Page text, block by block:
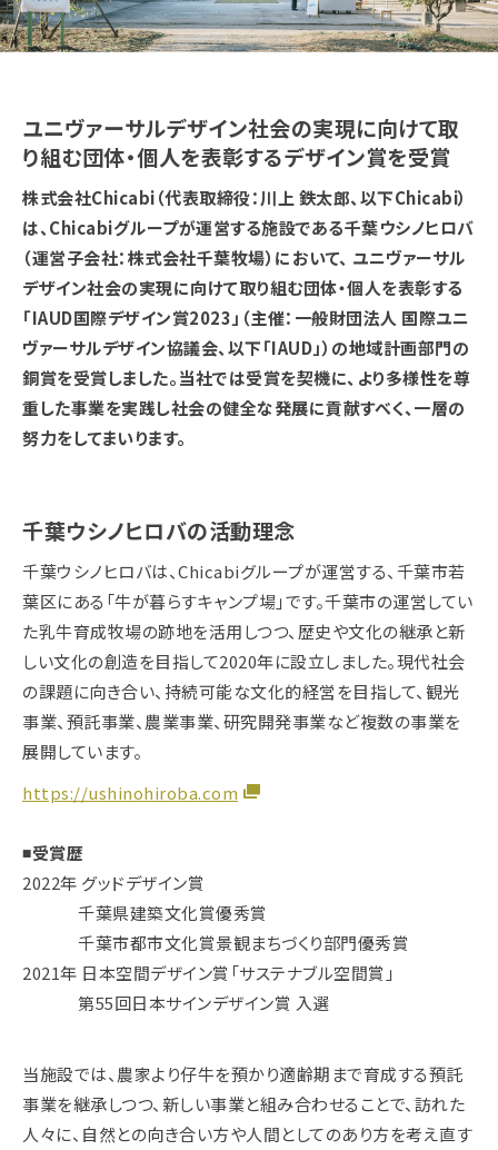
ユニヴァーサルデザイン社会の実現に向けて取
り組む団体・個人を表彰するデザイン賞を受賞
株式会社Chicabi（代表取締役：川上 鉄太郎、以下Chicabi）
は、Chicabiグループが運営する施設である千葉ウシノヒロバ
（運営子会社：株式会社千葉牧場）において、 ユニヴァーサル
デザイン社会の実現に向けて取り組む団体・個人を表彰する
「IAUD国際デザイン賞2023」（主催：一般財団法人 国際ユニ
ヴァーサルデザイン協議会、以下「IAUD」）の地域計画部門の
銅賞を受賞しました。当社では受賞を契機に、より多様性を尊
重した事業を実践し社会の健全な発展に貢献すべく、一層の
努力をしてまいります。
千葉ウシノヒロバの活動理念
千葉ウシノヒロバは、Chicabiグループが運営する、千葉市若
葉区にある「牛が暮らすキャンプ場」です。千葉市の運営してい
た乳牛育成牧場の跡地を活用しつつ、歴史や文化の継承と新
しい文化の創造を目指して2020年に設立しました。現代社会
の課題に向き合い、持続可能な文化的経営を目指して、観光
事業、預託事業、農業事業、研究開発事業など複数の事業を
展開しています。
https://ushinohiroba.com
◾️受賞歴
2022年 グッドデザイン賞
千葉県建築文化賞優秀賞
千葉市都市文化賞景観まちづくり部門優秀賞
2021年 日本空間デザイン賞「サステナブル空間賞」
第55回日本サインデザイン賞 入選
当施設では、農家より仔牛を預かり適齢期まで育成する預託
事業を継承しつつ、新しい事業と組み合わせることで、訪れた
人々に、自然との向き合い方や人間としてのあり方を考え直す